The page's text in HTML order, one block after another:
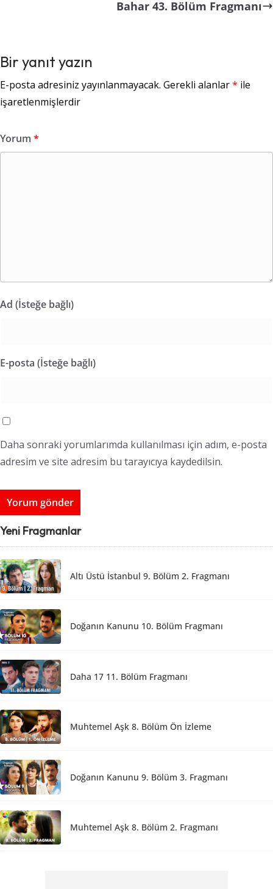
Bahar 43. Bölüm Fragmanı
Bir yanıt yazın
E-posta adresiniz yayınlanmayacak. Gerekli alanlar* ile
işaretlenmişlerdir
Yorum *
Ad (İsteğe bağlı)
E-posta (İsteğe bağlı)
Daha sonraki yorumlarımda kullanılması için adım, e-posta
adresim ve site adresim bu tarayıcıya kaydedilsin.
Yeni Fragmanlar
Altı Üstü İstanbul 9. Bölüm 2. Fragmanı
Doğanın Kanunu 10. Bölüm Fragmanı
Daha 17 11. Bölüm Fragmanı
Muhtemel Aşk 8. Bölüm Ön İzleme
Doğanın Kanunu 9. Bölüm 3. Fragmanı
Muhtemel Aşk 8. Bölüm 2. Fragmanı